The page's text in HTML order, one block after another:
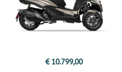
€ 10.799,00